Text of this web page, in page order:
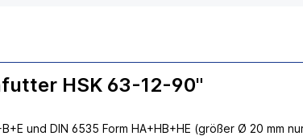
HSK 63-12-90"
und DIN 6535 Form HA+HB+HE (größer Ø 20 mm